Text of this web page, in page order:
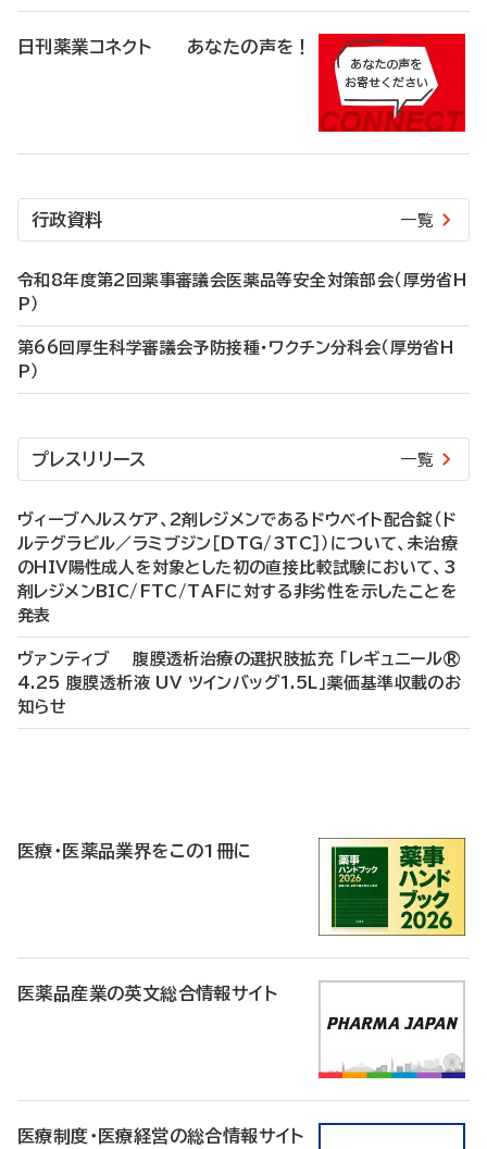
日刊薬業コネクト あなたの声を！
行政資料 一覧
令和8年度第2回薬事審議会医薬品等安全対策部会（厚労省H
P）
第66回厚生科学審議会予防接種・ワクチン分科会（厚労省H
P）
プレスリリース 一覧
ヴィーブヘルスケア、2剤レジメンであるドウベイト配合錠（ド
ルテグラビル／ラミブジン［DTG/3TC］）について、未治療
のHIV陽性成人を対象とした初の直接比較試験において、3
剤レジメンBIC/FTC/TAFに対する非劣性を示したことを
発表
ヴァンティブ 腹膜透析治療の選択肢拡充 「レギュニール®
4.25 腹膜透析液 UV ツインバッグ1.5L」薬価基準収載のお
知らせ
医療・医薬品業界をこの1冊に
医薬品産業の英文総合情報サイト
医療制度・医療経営の総合情報サイト